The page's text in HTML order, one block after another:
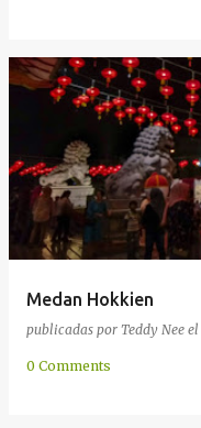
Medan Hokkien
publicadas por Teddy Nee el
0 Comments